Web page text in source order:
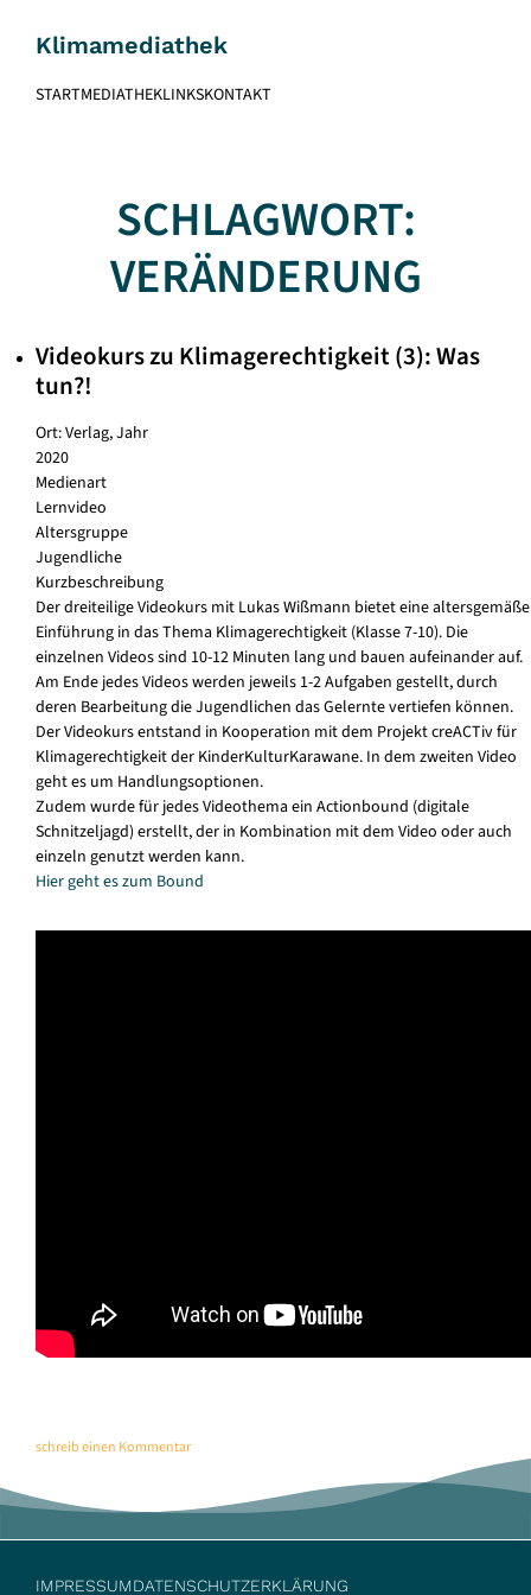
content
Klimamediathek
STARTMEDIATHEKLINKSKONTAKT
SCHLAGWORT:
VERÄNDERUNG
Videokurs zu Klimagerechtigkeit (3): Was
tun?!
Ort: Verlag, Jahr
2020
Medienart
Lernvideo
Altersgruppe
Jugendliche
Kurzbeschreibung
Der dreiteilige Videokurs mit Lukas Wißmann bietet eine altersgemäße
Einführung in das Thema Klimagerechtigkeit (Klasse 7-10). Die
einzelnen Videos sind 10-12 Minuten lang und bauen aufeinander auf.
Am Ende jedes Videos werden jeweils 1-2 Aufgaben gestellt, durch
deren Bearbeitung die Jugendlichen das Gelernte vertiefen können.
Der Videokurs entstand in Kooperation mit dem Projekt creACTiv für
Klimagerechtigkeit der KinderKulturKarawane. In dem zweiten Video
geht es um Handlungsoptionen.
Zudem wurde für jedes Videothema ein Actionbound (digitale
Schnitzeljagd) erstellt, der in Kombination mit dem Video oder auch
einzeln genutzt werden kann.
Hier geht es zum Bound
schreib einen Kommentar
IMPRESSUMDATENSCHUTZERKLÄRUNG